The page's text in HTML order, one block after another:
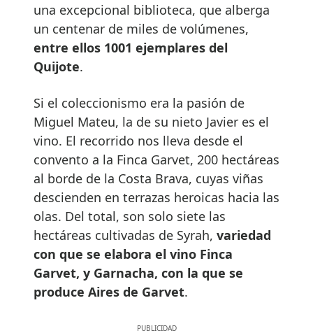
una excepcional biblioteca, que alberga
un centenar de miles de volúmenes,
entre ellos 1001 ejemplares del
Quijote.
Si el coleccionismo era la pasión de
Miguel Mateu, la de su nieto Javier es el
vino. El recorrido nos lleva desde el
convento a la Finca Garvet, 200 hectáreas
al borde de la Costa Brava, cuyas viñas
descienden en terrazas heroicas hacia las
olas. Del total, son solo siete las
hectáreas cultivadas de Syrah, variedad
con que se elabora el vino Finca
Garvet, y Garnacha, con la que se
produce Aires de Garvet.